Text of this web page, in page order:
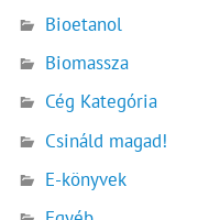
Bioetanol
Biomassza
Cég Kategória
Csináld magad!
E-könyvek